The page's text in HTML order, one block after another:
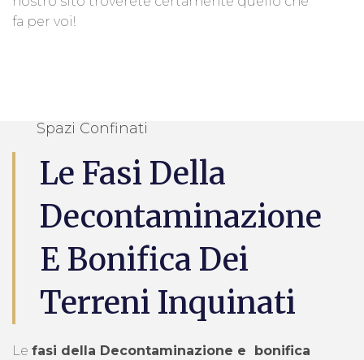
fa per voi!
Spazi Confinati
Le Fasi Della
Decontaminazione
E Bonifica Dei
Terreni Inquinati
Le fasi della Decontaminazione e bonifica